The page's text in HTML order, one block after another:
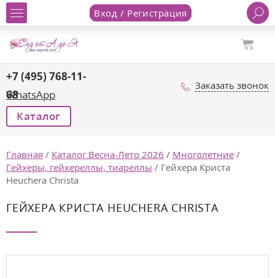
Вход / Регистрация
+7 (495) 768-11-
68
WhatsApp
Заказать звонок
Каталог
Главная / Каталог Весна-Лето 2026 / Многолетние /
Гейхеры, гейхереллы, тиареллы / Гейхера Криста
Heuchera Christa
ГЕЙХЕРА КРИСТА HEUCHERA CHRISTA